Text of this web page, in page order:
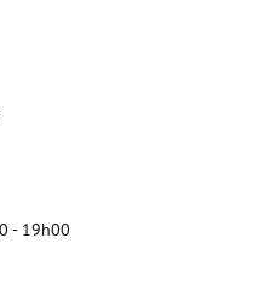
- 19h00